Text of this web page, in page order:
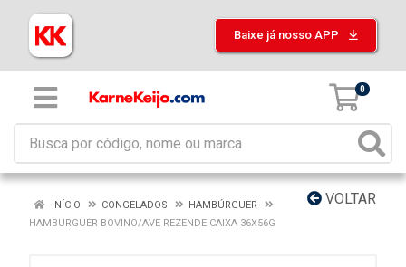
Baixe já nosso APP
0
VOLTAR
INÍCIO CONGELADOS
HAMBÚRGUER
HAMBURGUER BOVINO/AVE REZENDE CAIXA 36X56G